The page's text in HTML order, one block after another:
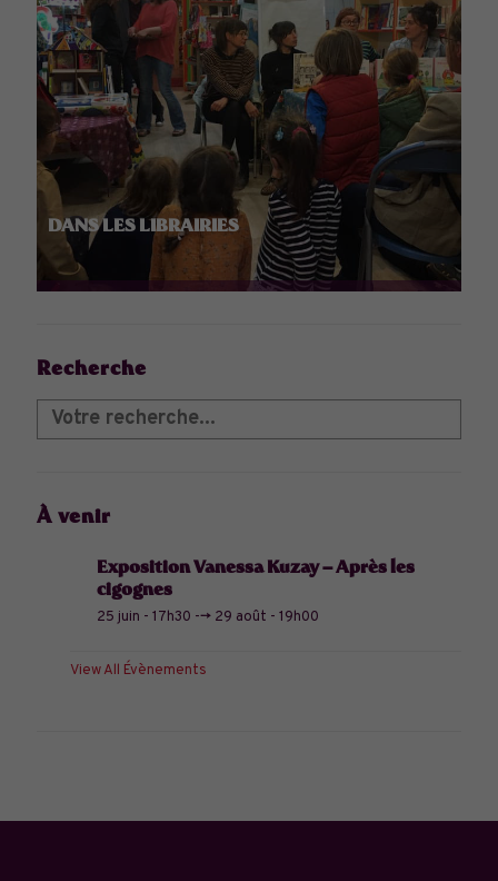
DANS LES LIBRAIRIES
Recherche
À venir
Exposition Vanessa Kuzay – Après les
cigognes
25 juin - 17h30 --> 29 août - 19h00
View All Évènements